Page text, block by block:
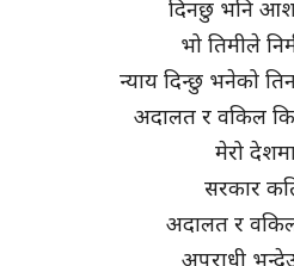
दिनछु भनि
भो तिमीले
न्याय दिन्छु भनेको
अदालत र वकिल
मेरो
सरकार
अदालत र
अपराधी